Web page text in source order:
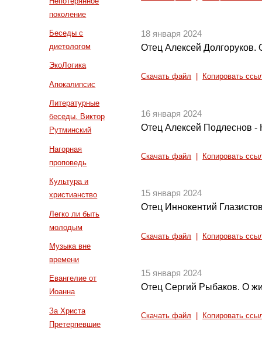
поколение
Беседы с
диетологом
ЭкоЛогика
Апокалипсис
Литературные
беседы. Виктор
Рутминский
Нагорная
проповедь
Культура и
христианство
Легко ли быть
молодым
Музыка вне
времени
Евангелие от
Иоанна
За Христа
Претерпевшие
18 января 2024
Отец Алексей Долгоруков.
Скачать файл Копировать
16 января 2024
Отец Алексей Подлеснов -
Скачать файл Копировать
15 января 2024
Отец Иннокентий
Скачать файл Копировать
15 января 2024
Отец Сергий Рыбаков. О
Скачать файл Копировать